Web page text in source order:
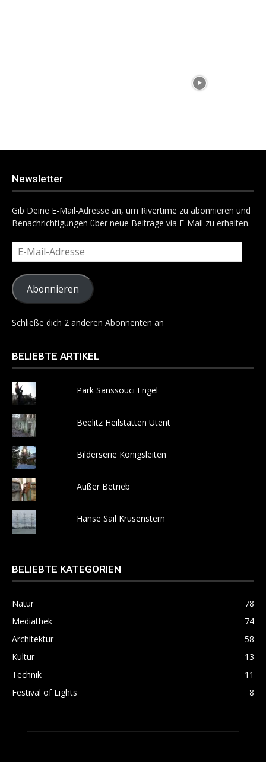
Newsletter
Gib Deine E-Mail-Adresse an, um Rivertime zu abonnieren und
Benachrichtigungen über neue Beiträge via E-Mail zu erhalten.
E-
Mail-
Adresse
Abonnieren
Schließe dich 2 anderen Abonnenten an
BELIEBTE ARTIKEL
Park Sanssouci Engel
Beelitz Heilstätten Utent
Bilderserie Königsleiten
Außer Betrieb
Hanse Sail Krusenstern
BELIEBTE KATEGORIEN
Natur
78
Mediathek
74
Architektur
58
Kultur
13
Technik
11
Festival of Lights
8